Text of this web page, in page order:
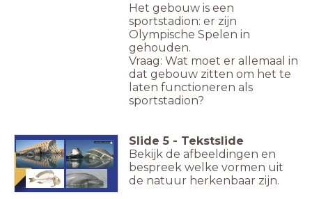
Het gebouw is een
sportstadion: er zijn
Olympische Spelen in
gehouden.
Vraag: Wat moet er allemaal in
dat gebouw zitten om het te
laten functioneren als
sportstadion?
Calatrava in Valencia Slide 5 - Tekstslide
Bekijk de afbeeldingen en
bespreek welke vormen uit
de natuur herkenbaar zijn.